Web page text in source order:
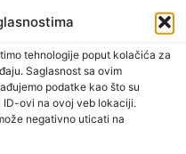
tehnologije poput kolačića za
Saglasnost sa ovim
podatke kao što su
ID-ovi na ovoj veb lokaciji.
negativno uticati na